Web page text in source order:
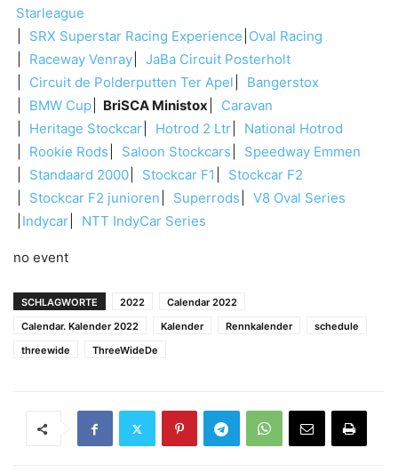
Starleague
SRX Superstar Racing Experience Oval Racing
Raceway Venray
JaBa Circuit Posterholt
Circuit de Polderputten Ter Apel
Bangerstox
BMW Cup
BriSCA Ministox
Caravan
Heritage Stockcar
Hotrod 2 Ltr
National Hotrod
Rookie Rods
Saloon Stockcars
Speedway Emmen
Standaard 2000
Stockcar F1
Stockcar F2
Stockcar F2 junioren
Superrods
V8 Oval Series
Indycar
NTT IndyCar Series
no event
SCHLAGWORTE 2022
Calendar 2022
Calendar. Kalender 2022
Kalender Rennkalender
schedule
threewide
ThreeWideDe